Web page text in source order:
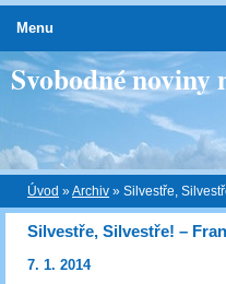
Svobodné noviny
Úvod »Archiv » Silvestře,
Silvestře, Silvestře! –
7. 1. 2014
Menu